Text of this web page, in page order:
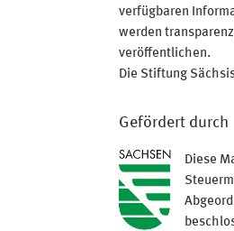
verfügbaren
werden
veröffentlichen.
Die Stiftung
Gefördert durch
Diese